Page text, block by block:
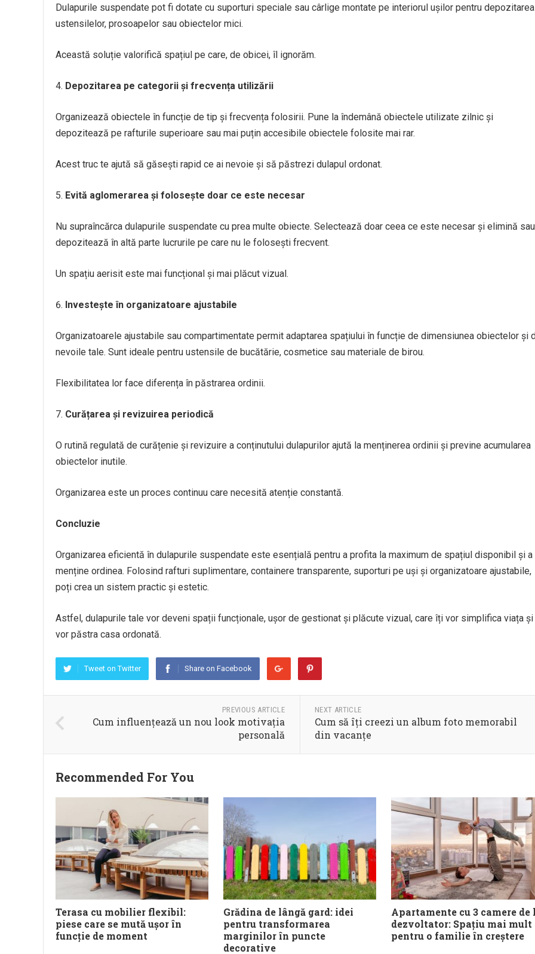
Dulapurile suspendate pot fi dotate cu suporturi speciale sau cârlige montate pe interiorul ușilor pentru depozitarea
ustensilelor, prosoapelor sau obiectelor mici.
Această soluție valorifică spațiul pe care, de obicei, îl ignorăm.
Depozitarea pe categorii și frecvența utilizării
Organizează obiectele în funcție de tip și frecvența folosirii. Pune la îndemână obiectele utilizate zilnic și
depozitează pe rafturile superioare sau mai puțin accesibile obiectele folosite mai rar.
Acest truc te ajută să găsești rapid ce ai nevoie și să păstrezi dulapul ordonat.
Evită aglomerarea și folosește doar ce este necesar
Nu supraîncărca dulapurile suspendate cu prea multe obiecte. Selectează doar ceea ce este necesar și elimină sau
depozitează în altă parte lucrurile pe care nu le folosești frecvent.
Un spațiu aerisit este mai funcțional și mai plăcut vizual.
Investește în organizatoare ajustabile
Organizatoarele ajustabile sau compartimentate permit adaptarea spațiului în funcție de dimensiunea obiectelor și
nevoile tale. Sunt ideale pentru ustensile de bucătărie, cosmetice sau materiale de birou.
Flexibilitatea lor face diferența în păstrarea ordinii.
Curățarea și revizuirea periodică
O rutină regulată de curățenie și revizuire a conținutului dulapurilor ajută la menținerea ordinii și previne acumularea
obiectelor inutile.
Organizarea este un proces continuu care necesită atenție constantă.
Concluzie
Organizarea eficientă în dulapurile suspendate este esențială pentru a profita la maximum de spațiul disponibil și a
menține ordinea. Folosind rafturi suplimentare, containere transparente, suporturi pe uși și organizatoare ajustabile,
poți crea un sistem practic și estetic.
Astfel, dulapurile tale vor deveni spații funcționale, ușor de gestionat și plăcute vizual, care îți vor simplifica viața
vor păstra casa ordonată.
Tweet on Twitter Share on Facebook
PREVIOUS ARTICLE
Cum influențează un nou look motivația
personală
NEXT ARTICLE
Cum să îți creezi un album foto memorabil
din vacanțe
Recommended For You
Terasa cu mobilier flexibil:
piese care se mută ușor în
funcție de moment
Grădina de lângă gard: idei
pentru transformarea
marginilor în puncte
decorative
Apartamente cu 3 camere de
dezvoltator: Spațiu mai mult
pentru o familie în creștere